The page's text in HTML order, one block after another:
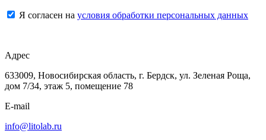
Я согласен на условия обработки персональных данных
Адрес
633009, Новосибирская область, г. Бердск, ул. Зеленая Роща,
дом 7/34, этаж 5, помещение 78
E-mail
info@litolab.ru